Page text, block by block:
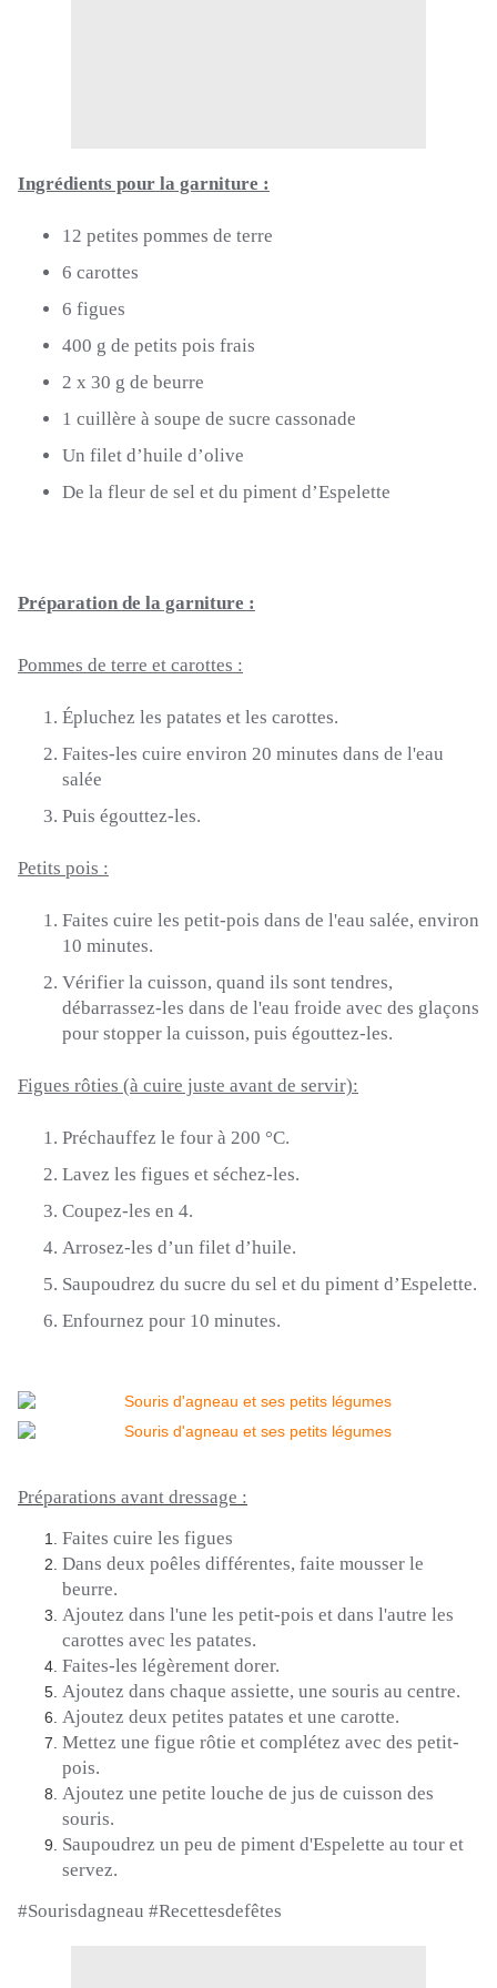
Ingrédients pour la garniture :
12 petites pommes de terre
6 carottes
6 figues
400 g de petits pois frais
2 x 30 g de beurre
1 cuillère à soupe de sucre cassonade
Un filet d’huile d’olive
De la fleur de sel et du piment d’Espelette
Préparation de la garniture :
Pommes de terre et carottes :
Épluchez les patates et les carottes.
Faites-les cuire environ 20 minutes dans de l'eau
salée
Puis égouttez-les.
Petits pois :
Faites cuire les petit-pois dans de l'eau salée, environ
10 minutes.
Vérifier la cuisson, quand ils sont tendres,
débarrassez-les dans de l'eau froide avec des glaçons
pour stopper la cuisson, puis égouttez-les.
Figues rôties (à cuire juste avant de servir):
Préchauffez le four à 200 °C.
Lavez les figues et séchez-les.
Coupez-les en 4.
Arrosez-les d’un filet d’huile.
Saupoudrez du sucre du sel et du piment d’Espelette.
Enfournez pour 10 minutes.
Préparations avant dressage :
Faites cuire les figues
Dans deux poêles différentes, faite mousser le
beurre.
Ajoutez dans l'une les petit-pois et dans l'autre les
carottes avec les patates.
Faites-les légèrement dorer.
Ajoutez dans chaque assiette, une souris au centre.
Ajoutez deux petites patates et une carotte.
Mettez une figue rôtie et complétez avec des petit-
pois.
Ajoutez une petite louche de jus de cuisson des
souris.
Saupoudrez un peu de piment d'Espelette au tour et
servez.
#Sourisdagneau #Recettesdefêtes